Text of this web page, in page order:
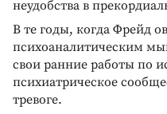
неудобства в
В те годы, когда Фрейд
психоаналитическим
свои ранние работы по
психиатрическое
тревоге.